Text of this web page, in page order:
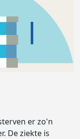
er zo'n
De ziekte is